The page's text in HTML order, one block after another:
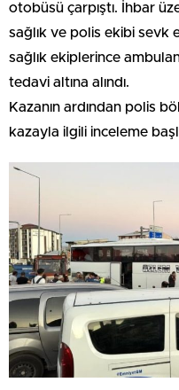
otobüsü çarpıştı. İhbar
sağlık ve polis ekibi sevk
sağlık ekiplerince
tedavi altına alındı.
Kazanın ardından polis
kazayla ilgili inceleme